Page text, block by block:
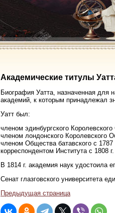
Академические титулы
Биография Уатта, назначенная для
академий, к которым принадлежал
Уатт был:
членом эдинбургского
членом лондонского Королевского
членом Общества батавского с 1787
корреспондентом Института с 1808 г.
В 1814 г. академия наук удостоила
Сенат глазговского университета
Предыдущая страница